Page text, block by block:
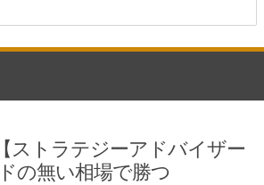
ストラテジーアドバイザー
の無い相場で勝つ